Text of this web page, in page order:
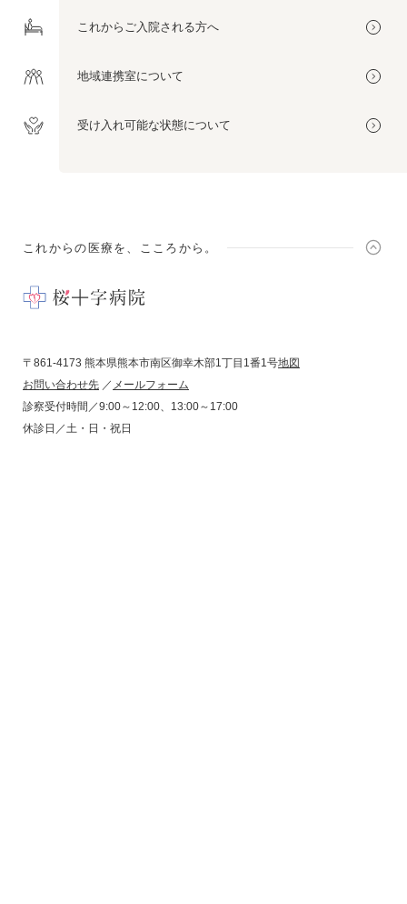
これから ご入院される方へ
地域連携室について
受け入れ可能な状態について
これからの医療を、こころから。
〒861-4173 熊本県熊本市南区御幸木部1丁目1番1号地図
お問い合わせ先 ／ メールフォーム
診察受付時間／9:00～12:00、13:00～17:00
休診日／土・日・祝日